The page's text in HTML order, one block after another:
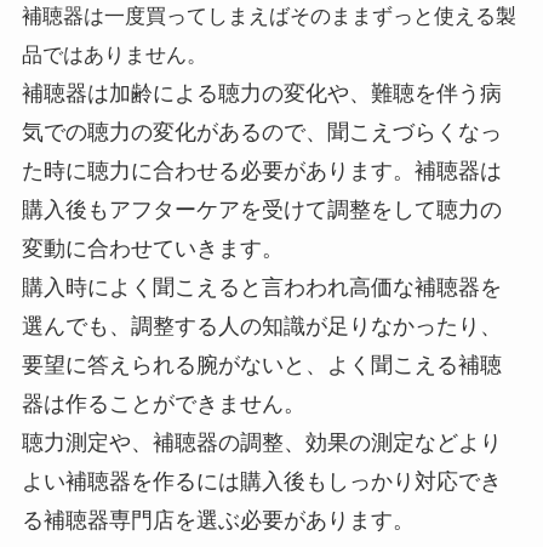
補聴器は一度買ってしまえばそのままずっと使える製
品ではありません。
補聴器は加齢による聴力の変化や、難聴を伴う病
気での聴力の変化があるので、聞こえづらくなっ
た時に聴力に合わせる必要があります。補聴器は
購入後もアフターケアを受けて調整をして聴力の
変動に合わせていきます。
購入時によく聞こえると言わわれ高価な補聴器を
選んでも、調整する人の知識が足りなかったり、
要望に答えられる腕がないと、よく聞こえる補聴
器は作ることができません。
聴力測定や、補聴器の調整、効果の測定などより
よい補聴器を作るには購入後もしっかり対応でき
る補聴器専門店を選ぶ必要があります。